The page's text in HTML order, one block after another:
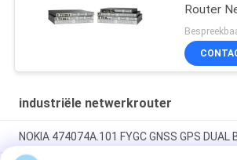
Router
industriële netwerkrouter
NOKIA 474074A.101 FYGC GNSS GPS DUAL